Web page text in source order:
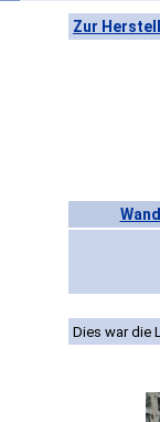
Zur
Dies war die